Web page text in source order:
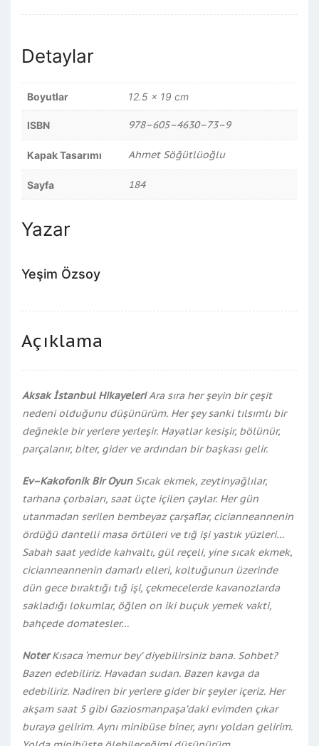
Detaylar
Boyutlar 12.5 × 19 cm
ISBN 978–605–4630–73–9
Kapak Tasarımı Ahmet Söğütlüoğlu
Sayfa 184
Yazar
Yeşim Özsoy
Açıklama
Aksak İstanbul HikayeleriAra sıra her şeyin bir çeşit
nedeni olduğunu düşünürüm. Her şey sanki tılsımlı bir
değnekle bir yerlere yerleşir. Hayatlar kesişir, bölünür,
parçalanır, biter, gider ve ardından bir başkası gelir.
Ev–Kakofonik Bir Oyun Sıcak ekmek, zeytinyağlılar,
tarhana çorbaları, saat üçte içilen çaylar. Her gün
utanmadan serilen bembeyaz çarşaflar, cicianneannenin
ördüğü dantelli masa örtüleri ve tığ işi yastık yüzleri…
Sabah saat yedide kahvaltı, gül reçeli, yine sıcak ekmek,
cicianneannenin damarlı elleri, koltuğunun üzerinde
dün gece bıraktığı tığ işi, çekmecelerde kavanozlarda
sakladığı lokumlar, öğlen on iki buçuk yemek vakti,
bahçede domatesler…
NoterKısaca ‘memur bey’ diyebilirsiniz bana. Sohbet?
Bazen edebiliriz. Havadan sudan. Bazen kavga da
edebiliriz. Nadiren bir yerlere gider bir şeyler içeriz. Her
akşam saat 5 gibi Gaziosmanpaşa’daki evimden çıkar
buraya gelirim. Aynı minibüse biner, aynı yoldan gelirim.